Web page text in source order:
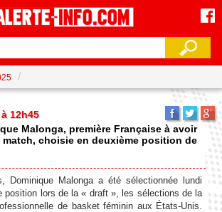
12h45
Malonga, première Française à avoir
match, choisie en deuxième position de
Malonga a été sélectionnée lundi
position lors de la « draft », les sélections de la
de basket féminin aux États-Unis.